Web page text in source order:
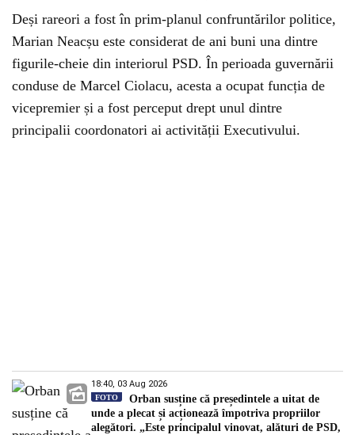
Deși rareori a fost în prim-planul confruntărilor politice,
Marian Neacșu este considerat de ani buni una dintre
figurile-cheie din interiorul PSD. În perioada guvernării
conduse de Marcel Ciolacu, acesta a ocupat funcția de
vicepremier și a fost perceput drept unul dintre
principalii coordonatori ai activității Executivului.
18:40, 03 Aug 2026
FOTO
Orban susține că președintele a uitat de
unde a plecat și acționează împotriva propriilor
alegători. „Este principalul vinovat, alături de PSD,